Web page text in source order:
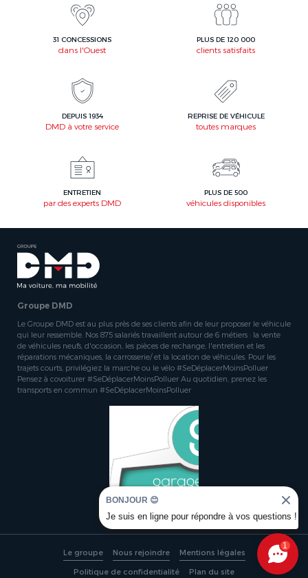
31 CONCESSIONS
dans l'Ouest
PLUS DE 120 000
clients satisfaits
DEPUIS 1934
DMD à votre service
REPRISE DE VÉHICULE
toutes marques
ENTRETIEN
par des experts DMD
PLUS DE 500
véhicules disponibles
Groupe DMD
Le Groupe DMD est au plus près de ses clients afin de leur proposer le véhicule
qui leur ressemble. Nos 875 salariés travaillent autour de 6 métiers : la vente
de véhicules neufs, d'occasion, les pièces de rechange, l'entretien et les
réparations mécaniques, la carrosserie/ et la location de véhicules. Pour les
trajets courts, privilégiez la marche ou le vélo #SeDéplacerMoinsPolluer
Pensez à covoiturer #SeDéplacerMoinsPolluer Au quotidien, prenez les
transports en commun #SeDéplacerMoinsPolluer
Le groupe Nous rejoindre Mentions légales
Politique de confidentialité Plan du site
1
BONJOUR 😊
Je suis en ligne pour répondre à vos questions !